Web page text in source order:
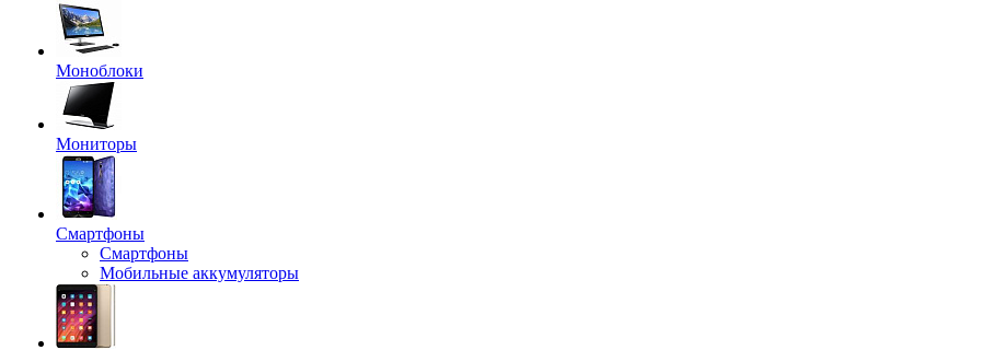
Моноблоки
Мониторы
Смартфоны
Смартфоны
Мобильные аккумуляторы